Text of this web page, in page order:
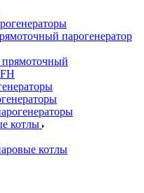
парогенератор
прямоточный
котлы
котлы